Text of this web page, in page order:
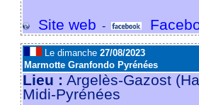
Site web -
Le dimanche 27/08/2023
Marmotte Granfondo Pyrénées
Lieu : Argelès-Gazost
Midi-Pyrénées